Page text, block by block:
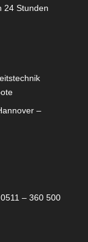
24 Stunden
–
– 360 500